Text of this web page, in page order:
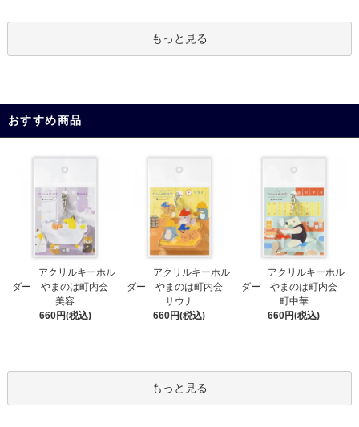
もっと見る
おすすめ商品
アクリルキーホル
ダー やまのは町内会
美容
660円(税込)
アクリルキーホル
ダー やまのは町内会
サウナ
660円(税込)
アクリルキーホル
ダー やまのは町内会
町中華
660円(税込)
もっと見る